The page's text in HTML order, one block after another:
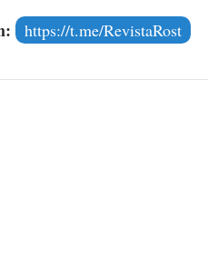
https://t.me/RevistaRost